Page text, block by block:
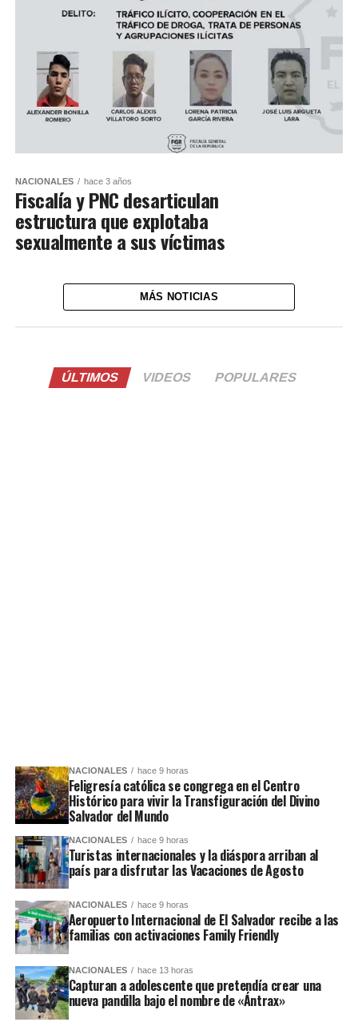
NACIONALES hace 3 años
Fiscalía y PNC desarticulan
estructura que explotaba
sexualmente a sus víctimas
MÁS NOTICIAS
ÚLTIMOS VIDEOS POPULARES
NACIONALES hace 9 horas
Feligresía católica se congrega en el Centro
Histórico para vivir la Transfiguración del Divino
Salvador del Mundo
NACIONALES hace 9 horas
Turistas internacionales y la diáspora arriban al
país para disfrutar las Vacaciones de Agosto
NACIONALES hace 9 horas
Aeropuerto Internacional de El Salvador recibe a las
familias con activaciones Family Friendly
NACIONALES hace 13 horas
Capturan a adolescente que pretendía crear una
nueva pandilla bajo el nombre de «Ántrax»